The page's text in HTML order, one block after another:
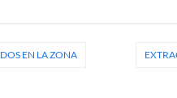
EN LA ZONA